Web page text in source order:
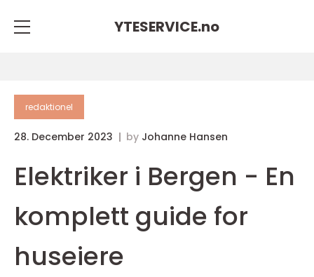
YTESERVICE.no
redaktionel
28. December 2023 by Johanne Hansen
Elektriker i Bergen - En
komplett guide for
huseiere